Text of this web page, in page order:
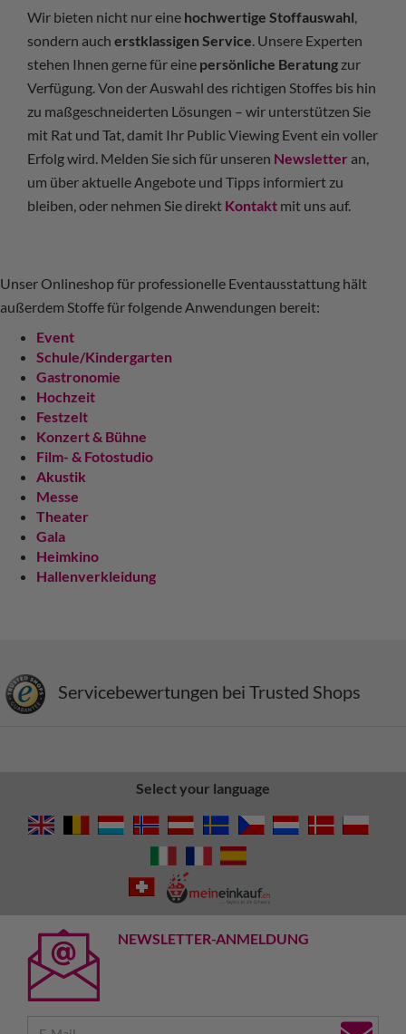
Wir bieten nicht nur eine hochwertige Stoffauswahl,
sondern auch erstklassigen Service. Unsere Experten
stehen Ihnen gerne für eine persönliche Beratung zur
Verfügung. Von der Auswahl des richtigen Stoffes bis hin
zu maßgeschneiderten Lösungen – wir unterstützen Sie
mit Rat und Tat, damit Ihr Public Viewing Event ein voller
Erfolg wird. Melden Sie sich für unseren Newsletter an,
um über aktuelle Angebote und Tipps informiert zu
bleiben, oder nehmen Sie direkt Kontakt mit uns auf.
Unser Onlineshop für professionelle Eventausstattung hält
außerdem Stoffe für folgende Anwendungen bereit:
Event
Schule/Kindergarten
Gastronomie
Hochzeit
Festzelt
Konzert & Bühne
Film- & Fotostudio
Akustik
Messe
Theater
Gala
Heimkino
Hallenverkleidung
Servicebewertungen bei Trusted Shops
Select your language
NEWSLETTER-ANMELDUNG